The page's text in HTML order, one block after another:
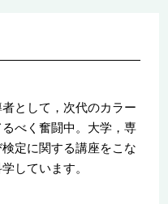
として，次代のカラー
べく奮闘中。大学，専
定に関する講座をこな
しています。